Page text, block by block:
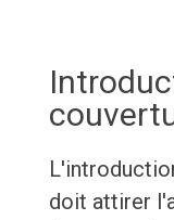
doit attirer